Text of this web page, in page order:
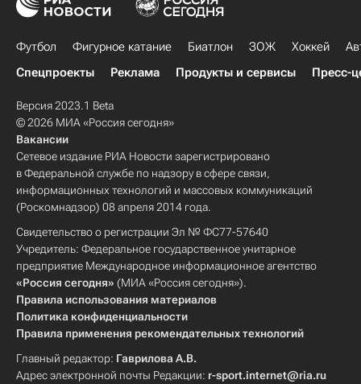
Футбол Фигурное катание Биатлон ЗОЖ Хоккей
Спецпроекты
Реклама Продукты и сервисы Пресс-
Версия 2023.1 Beta
© 2026 МИА «Россия сегодня»
Вакансии
Сетевое издание РИА Новости зарегистрировано
в Федеральной службе по надзору в сфере связи,
информационных технологий и массовых коммуникаций
(Роскомнадзор) 08 апреля 2014 года.
Свидетельство о регистрации Эл № ФС77-57640
Учредитель: Федеральное государственное унитарное
предприятие Международное информационное агентство
«Россия сегодня» (МИА «Россия сегодня»).
Правила использования материалов
Политика конфиденциальности
Правила применения рекомендательных технологий
Главный редактор: Гаврилова А.В.
Адрес электронной почты Редакции: r-sport.internet@ria.ru